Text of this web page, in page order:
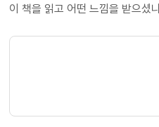
이 책을 읽고 어떤 느낌을 받으셨